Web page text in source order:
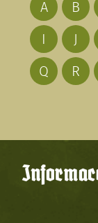
A B
I
J
Q
R